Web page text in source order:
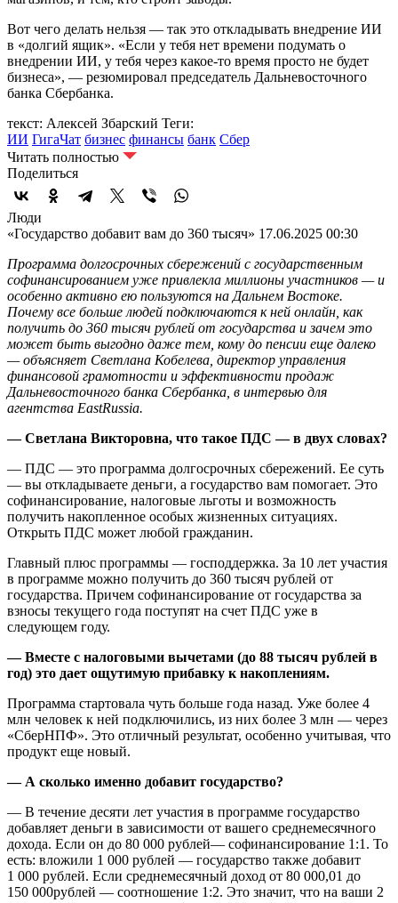
Вот чего делать нельзя — так это откладывать внедрение ИИ
в «долгий ящик». «Если у тебя нет времени подумать о
внедрении ИИ, у тебя через какое-то время просто не будет
бизнеса», — резюмировал председатель Дальневосточного
банка Сбербанка.
текст: Алексей Збарский Теги:
ИИ ГигаЧат бизнес финансы банк Сбер
Читать полностью
Поделиться
Люди
«Государство добавит вам до 360 тысяч» 17.06.2025 00:30
Программа долгосрочных сбережений с государственным
софинансированием уже привлекла миллионы участников — и
особенно активно ею пользуются на Дальнем Востоке.
Почему все больше людей подключаются к ней онлайн, как
получить до 360 тысяч рублей от государства и зачем это
может быть выгодно даже тем, кому до пенсии еще далеко
— объясняет Светлана Кобелева, директор управления
финансовой грамотности и эффективности продаж
Дальневосточного банка Сбербанка, в интервью для
агентства EastRussia.
— Светлана Викторовна, что такое ПДС — в двух словах?
— ПДС — это программа долгосрочных сбережений. Ее суть
— вы откладываете деньги, а государство вам помогает. Это
софинансирование, налоговые льготы и возможность
получить накопленное особых жизненных ситуациях.
Открыть ПДС может любой гражданин.
Главный плюс программы — господдержка. За 10 лет участия
в программе можно получить до 360 тысяч рублей от
государства. Причем софинансирование от государства за
взносы текущего года поступят на счет ПДС уже в
следующем году.
— Вместе с налоговыми вычетами (до 88 тысяч рублей в
год) это дает ощутимую прибавку к накоплениям.
Программа стартовала чуть больше года назад. Уже более 4
млн человек к ней подключились, из них более 3 млн — через
«СберНПФ». Это отличный результат, особенно учитывая, что
продукт еще новый.
— А сколько именно добавит государство?
— В течение десяти лет участия в программе государство
добавляет деньги в зависимости от вашего среднемесячного
дохода. Если он до 80 000 рублей— софинансирование 1:1. То
есть: вложили 1 000 рублей — государство также добавит
1 000 рублей. Если среднемесячный доход от 80 000,01 до
150 000рублей — соотношение 1:2. Это значит, что на ваши 2